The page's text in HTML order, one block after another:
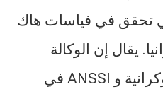
تحقق في فياسات هاك
يقال إن الوكالة
تتعاون مع المخابرات الأوكرانية و ANSSI في